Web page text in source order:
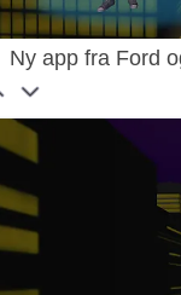
Ny app fra Ford